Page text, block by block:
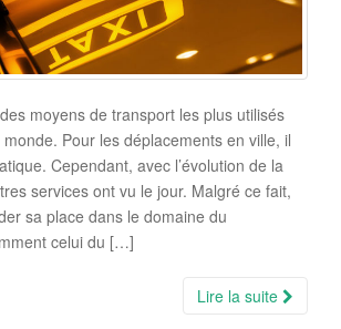
moyens de transport les plus utilisés
Pour les déplacements en ville, il
Cependant, avec l’évolution de la
services ont vu le jour. Malgré ce fait,
sa place dans le domaine du
celui du […]
Lire la suite